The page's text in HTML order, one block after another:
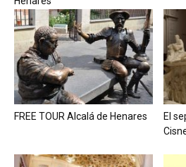
FREE TOUR Alcalá de Henares
El